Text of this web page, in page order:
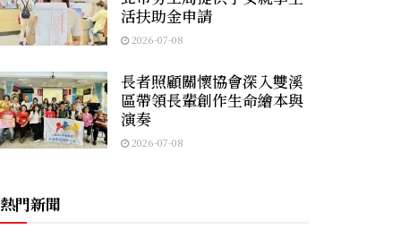
活扶助金申請
2026-07-08
長者照顧關懷協會深入雙溪
區帶領長輩創作生命繪本與
演奏
2026-07-08
熱門新聞